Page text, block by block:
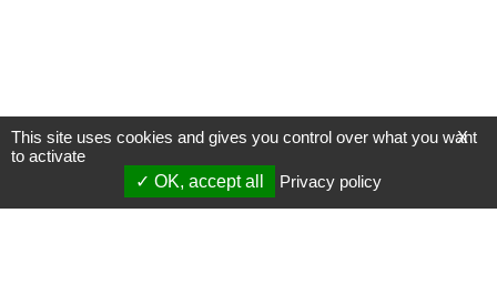
X
This site uses cookies and gives you control over what you want
to activate
OK, accept all
Privacy policy